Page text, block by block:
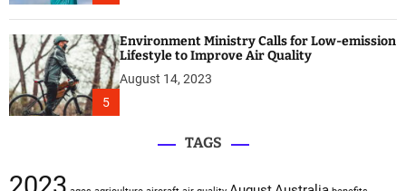
5
Environment Ministry Calls for Low-emission
Lifestyle to Improve Air Quality
August 14, 2023
TAGS